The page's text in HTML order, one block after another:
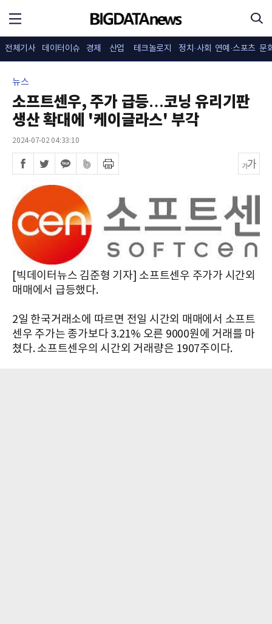
전체기사 데이터이슈 경제 산업 테크놀로지 정치·사회 연예·스포츠 문
뉴스
소프트센우, 주가 급등…코닝 유리기판
생산 확대에 '케이글라스' 부각
2024-07-02 04:33:10
[빅데이터뉴스 김준형 기자] 소프트센우 주가가 시간외
매매에서 급등했다.
2일 한국거래소에 따르면 전일 시간외 매매에서 소프트
센우 주가는 종가보다 3.21% 오른 9000원에 거래를 마
쳤다. 소프트센우의 시간외 거래량은 1907주이다.